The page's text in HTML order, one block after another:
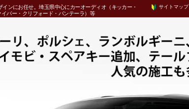
ンにお任せ。埼玉県中心にカーオーディオ（キッカー・
パー・クリフォード・パンテーラ）等
サイトマップ